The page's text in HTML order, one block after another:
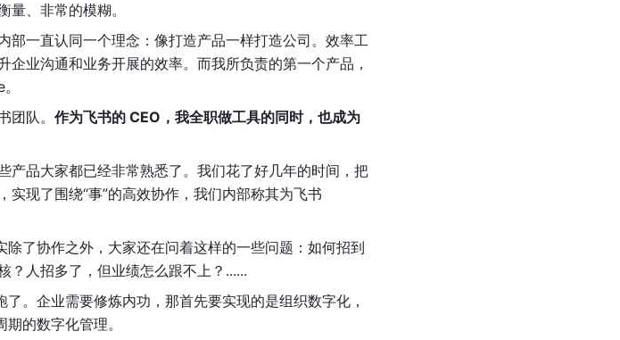
、非常的模糊。
部一直认同一个理念：像打造产品一样打造公司。效率工
业沟通和业务开展的效率。而我所负责的第一个产品，
团队。 作为飞书的 CEO，我全职做工具的同时，也成为
产品大家都已经非常熟悉了。我们花了好几年的时间，把
现了围绕“事”的高效协作，我们内部称其为飞书
了协作之外，大家还在问着这样的一些问题：如何招到
？人招多了，但业绩怎么跟不上？......
。企业需要修炼内功，那首先要实现的是组织数字化，
的数字化管理。